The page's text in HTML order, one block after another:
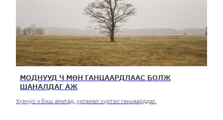
МОДНУУД Ч МӨН ГАНЦААРДЛААС БОЛЖ
ШАНАЛДАГ АЖ
Хүмүүс ч биш амьтад, ургамал хүртэл ганцаарддаг.